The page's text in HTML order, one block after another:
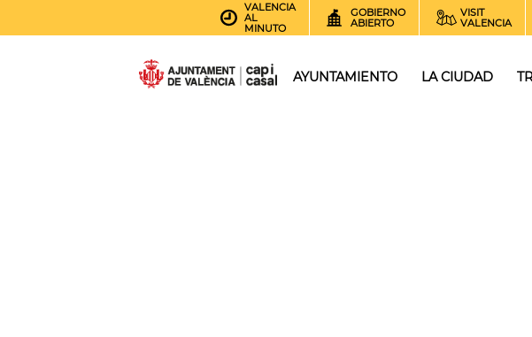
VALENCIA
AL
MINUTO
GOBIERNO
ABIERTO
VISIT
VALENCIA
AYUNTAMIENTO LA CIUDAD